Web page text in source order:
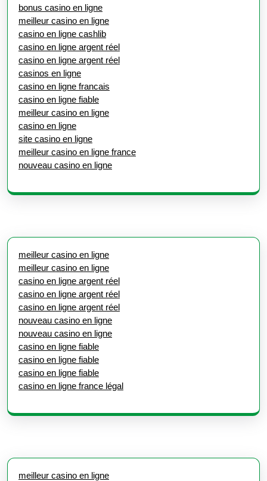
bonus casino en ligne
meilleur casino en ligne
casino en ligne cashlib
casino en ligne argent réel
casino en ligne argent réel
casinos en ligne
casino en ligne francais
casino en ligne fiable
meilleur casino en ligne
casino en ligne
site casino en ligne
meilleur casino en ligne france
nouveau casino en ligne
meilleur casino en ligne
meilleur casino en ligne
casino en ligne argent réel
casino en ligne argent réel
casino en ligne argent réel
nouveau casino en ligne
nouveau casino en ligne
casino en ligne fiable
casino en ligne fiable
casino en ligne fiable
casino en ligne france légal
meilleur casino en ligne